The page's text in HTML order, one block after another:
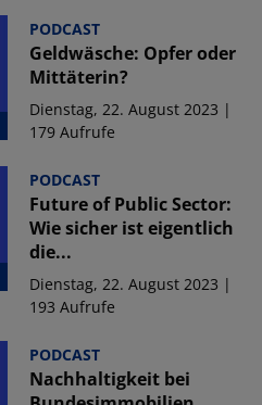
PODCAST
Geldwäsche: Opfer oder
Mittäterin?
Dienstag, 22. August 2023 |
179 Aufrufe
PODCAST
Future of Public Sector:
Wie sicher ist eigentlich
die...
Dienstag, 22. August 2023 |
193 Aufrufe
PODCAST
Nachhaltigkeit bei